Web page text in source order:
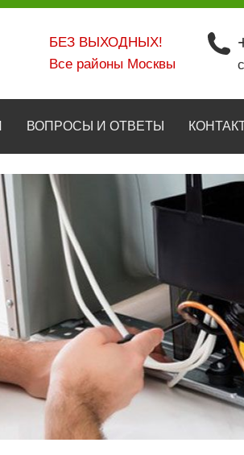
БЕЗ ВЫХОДНЫХ!
Все районы Москвы
ВОПРОСЫ И ОТВЕТЫ